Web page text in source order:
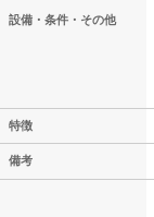
設備・条件・その他
特徴
備考